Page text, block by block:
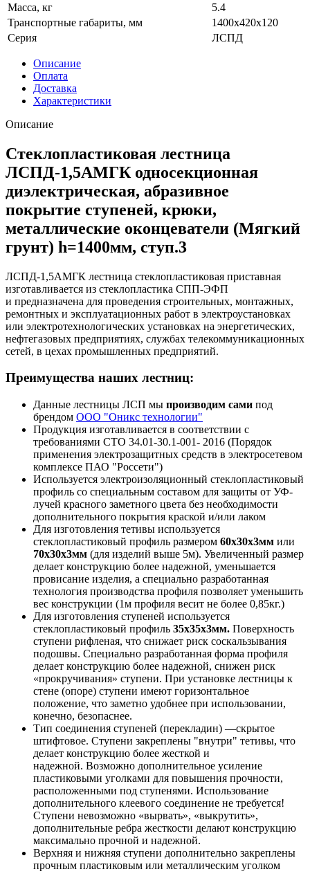
Масса, кг
5.4
Транспортные габариты, мм
1400x420x120
Серия
ЛСПД
Описание
Оплата
Доставка
Характеристики
Описание
Стеклопластиковая лестница
ЛСПД-1,5АМГК односекционная
диэлектрическая, абразивное
покрытие ступеней, крюки,
металлические оконцеватели (Мягкий
грунт) h=1400мм, ступ.3
ЛСПД-1,5АМГК лестница стеклопластиковая приставная
изготавливается из стеклопластика СПП-ЭФП
и предназначена для проведения строительных, монтажных,
ремонтных и эксплуатационных работ в электроустановках
или электротехнологических установках на энергетических,
нефтегазовых предприятиях, службах телекоммуникационных
сетей, в цехах промышленных предприятий.
Преимущества наших лестниц:
Данные лестницы ЛСП мы производим сами под
брендом ООО "Оникс технологии"
Продукция изготавливается в соответствии с
требованиями СТО 34.01-30.1-001- 2016 (Порядок
применения электрозащитных средств в электросетевом
комплексе ПАО "Россети")
Используется электроизоляционный стеклопластиковый
профиль со специальным составом для защиты от УФ-
лучей красного заметного цвета без необходимости
дополнительного покрытия краской и/или лаком
Для изготовления тетивы используется
стеклопластиковый профиль размером 60х30х3мм или
70х30х3мм (для изделий выше 5м). Увеличенный размер
делает конструкцию более надежной, уменьшается
провисание изделия, а специально разработанная
технология производства профиля позволяет уменьшить
вес конструкции (1м профиля весит не более 0,85кг.)
Для изготовления ступеней используется
стеклопластиковый профиль 35х35х3мм. Поверхность
ступени рифленая, что снижает риск соскальзывания
подошвы. Специально разработанная форма профиля
делает конструкцию более надежной, снижен риск
«прокручивания» ступени. При установке лестницы к
стене (опоре) ступени имеют горизонтальное
положение, что заметно удобнее при использовании,
конечно, безопаснее.
Тип соединения ступеней (перекладин) —скрытое
штифтовое. Ступени закреплены "внутри" тетивы, что
делает конструкцию более жесткой и
надежной. Возможно дополнительное усиление
пластиковыми уголками для повышения прочности,
расположенными под ступенями. Использование
дополнительного клеевого соединение не требуется!
Ступени невозможно «вырвать», «выкрутить»,
дополнительные ребра жесткости делают конструкцию
максимально прочной и надежной.
Верхняя и нижняя ступени дополнительно закреплены
прочным пластиковым или металлическим уголком